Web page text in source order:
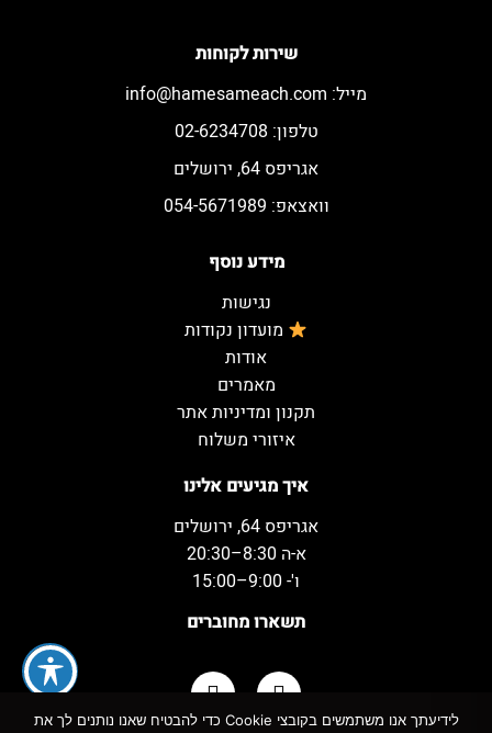
איך מגיעים אלינו
אגריפס 64, ירושלים
א-ה 8:30–20:30
ו'- 9:00–15:00
תשארו מחוברים
מידע נוסף
נגישות
מועדון נקודות
אודות
מאמרים
תקנון ומדיניות אתר
איזורי משלוח
שירות לקוחות
מייל: info@hamesameach.com
טלפון: 02-6234708
אגריפס 64, ירושלים
וואצאפ: 054-5671989
לידיעתך אנו משתמשים בקובצי Cookie כדי להבטיח שאנו נותנים לך את